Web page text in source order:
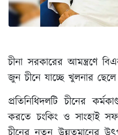
চীনা সরকারের আমন্ত্রণে
জুন চীনে যাচ্ছে খুলনার
প্রতিনিধিদলটি চীনের
করতে চংকিং ও সাংহাই